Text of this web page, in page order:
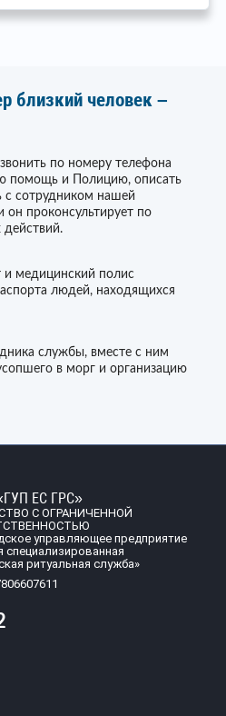
близкий человек –
по номеру телефона
помощь и Полицию, описать
с сотрудником нашей
он проконсультирует по
и медицинский полис
людей, находящихся
службы, вместе с ним
в морг и организацию
ЕС ГРС»
С ОГРАНИЧЕННОЙ
управляющее предприятие
специализированная
ритуальная служба»